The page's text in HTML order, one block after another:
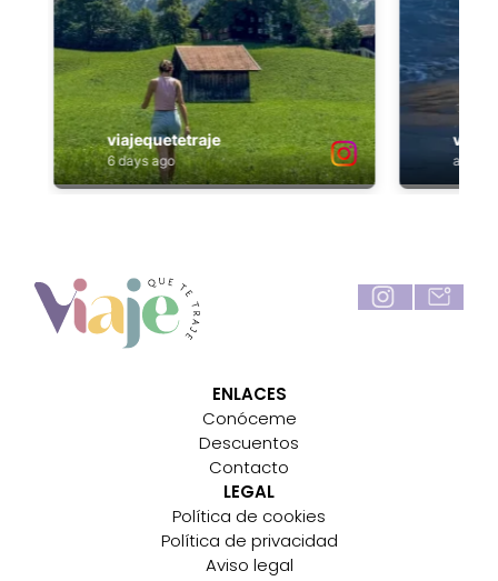
ENLACES
Conóceme
Descuentos
Contacto
LEGAL
Política de cookies
Política de privacidad
Aviso legal